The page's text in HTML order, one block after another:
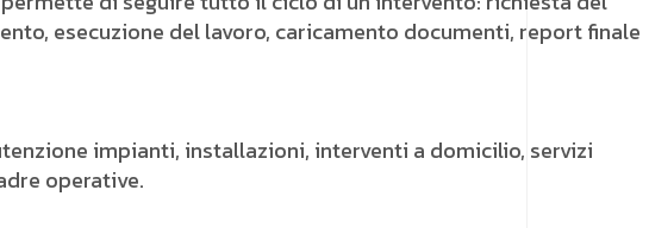
esecuzione del lavoro, caricamento documenti, report finale
impianti, installazioni, interventi a domicilio, servizi
operative.